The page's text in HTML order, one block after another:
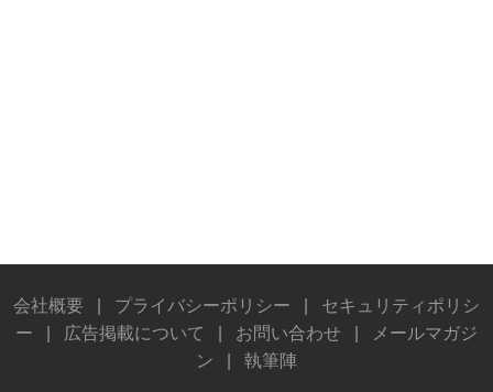
会社概要 プライバシーポリシー
セキュリティポリシ
ー
広告掲載について お問い合わせ
メールマガジ
ン
執筆陣